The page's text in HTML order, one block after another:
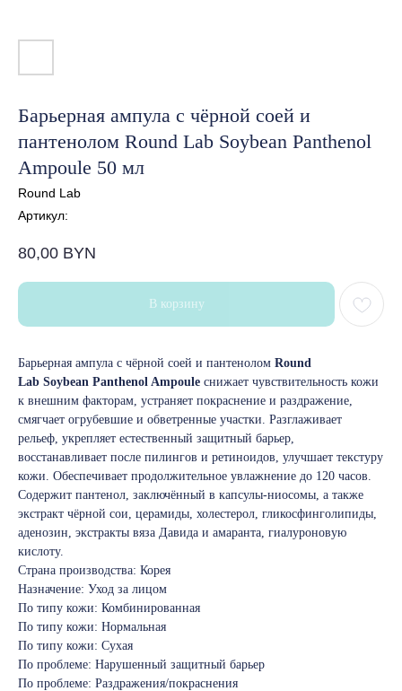
Барьерная ампула с чёрной соей и
пантенолом Round Lab Soybean Panthenol
Ampoule 50 мл
Round Lab
Артикул:
80,00 BYN
В корзину
Барьерная ампула с чёрной соей и пантенолом Round
Lab Soybean Panthenol Ampoule снижает чувствительность кожи
к внешним факторам, устраняет покраснение и раздражение,
смягчает огрубевшие и обветренные участки. Разглаживает
рельеф, укрепляет естественный защитный барьер,
восстанавливает после пилингов и ретиноидов, улучшает текстуру
кожи. Обеспечивает продолжительное увлажнение до 120 часов.
Содержит пантенол, заключённый в капсулы-ниосомы, а также
экстракт чёрной сои, церамиды, холестерол, гликосфинголипиды,
аденозин, экстракты вяза Давида и амаранта, гиалуроновую
кислоту.
Страна производства: Корея
Назначение: Уход за лицом
По типу кожи: Комбинированная
По типу кожи: Нормальная
По типу кожи: Сухая
По проблеме: Нарушенный защитный барьер
По проблеме: Раздражения/покраснения